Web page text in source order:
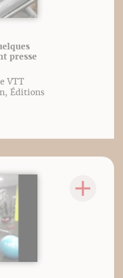
presse
VTT
Éditions